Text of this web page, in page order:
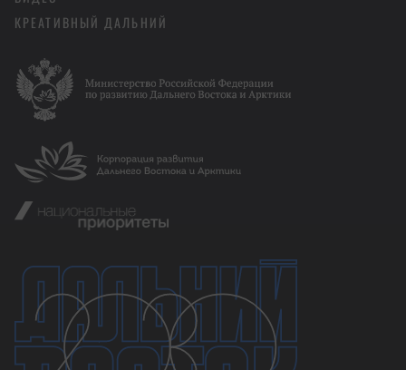
КРЕАТИВНЫЙ ДАЛЬНИЙ